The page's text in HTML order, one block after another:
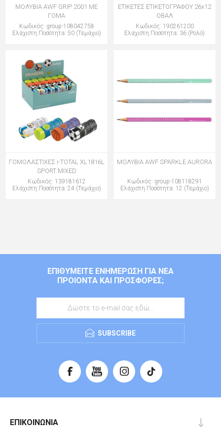
ΜΟΛΥΒΙΑ AWF GRIP 2001 ME
ΓΟΜΑ
Κωδικός: group-108042758
Ελάχιστη Ποσότητα: 50 (Τεμάχιο)
ΕΤΙΚΕΤΕΣ ΕΤΙΚΕΤΟΓΡΑΦΟΥ 26x12
ΟΒΑΛ
Κωδικός: 190261200
Ελάχιστη Ποσότητα: 36 (Ρολό)
ΓΟΜΟΛΑΣΤΙΧΕΣ i-TOTAL XL1816L
SPORT MIXED
Κωδικός: 139181612
Ελάχιστη Ποσότητα: 24 (Τεμάχιο)
ΜΟΛΥΒΙΑ AWF SPARKLE AURORA
Κωδικός: group-108118291
Ελάχιστη Ποσότητα: 12 (Τεμάχιο)
ΕΠΙΘΥΜΕΊΤΕ ΕΝΗΜΈΡΩΣΗ ΓΙΑ ΝΈΑ
ΠΡΟΙΌΝΤΑ ΚΑΙ ΠΡΟΣΦΟΡΈΣ;
SUBSCRIBE
ΕΠΙΚΟΙΝΩΝΊΑ